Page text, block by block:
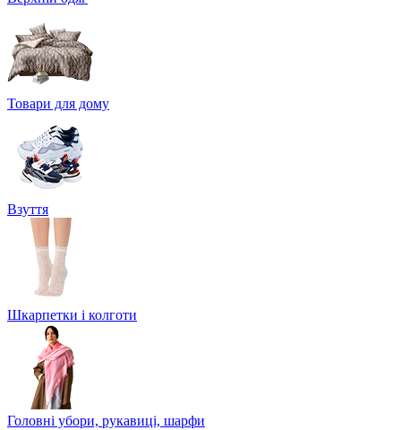
Товари для дому
Взуття
Шкарпетки і колготи
Головні убори, рукавиці, шарфи